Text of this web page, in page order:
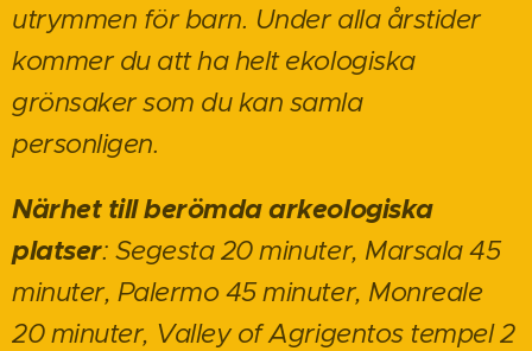
utrymmen för barn. Under alla årstider
kommer du att ha helt ekologiska
grönsaker som du kan samla
personligen.
Närhet till berömda arkeologiska
platser: Segesta 20 minuter, Marsala 45
minuter, Palermo 45 minuter, Monreale
20 minuter, Valley of Agrigentos tempel 2